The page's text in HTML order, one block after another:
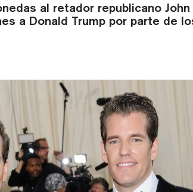
al retador republicano
a Donald Trump por parte de